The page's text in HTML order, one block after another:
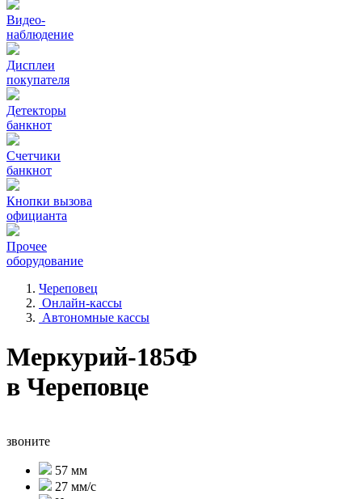
Видео‑
наблюдение
Дисплеи
покупателя
Детекторы
банкнот
Счетчики
банкнот
Кнопки вызова
официанта
Прочее
оборудование
Череповец
Онлайн-кассы
Автономные кассы
Меркурий-185Ф
в Череповце
звоните
57 мм
27 мм/с